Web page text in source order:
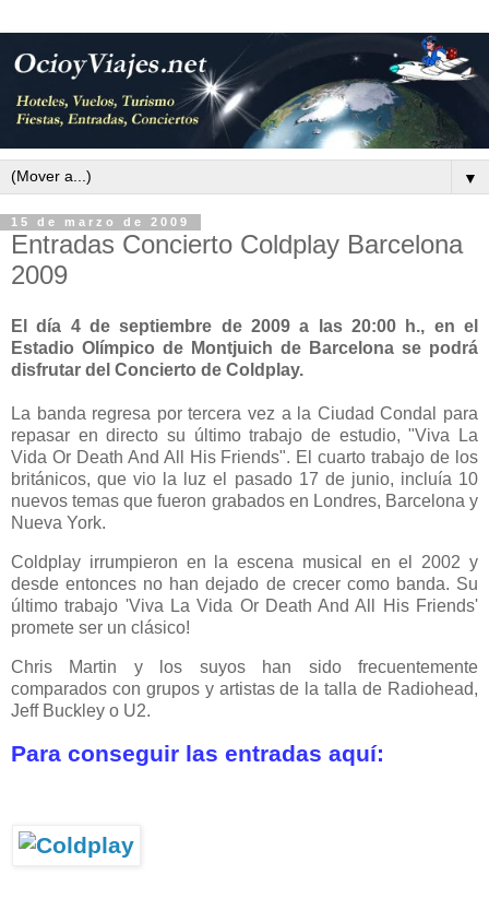
▼
15 de marzo de 2009
Entradas Concierto Coldplay Barcelona
2009
El día 4 de septiembre de 2009 a las 20:00 h., en el
Estadio Olímpico de Montjuich de Barcelona se podrá
disfrutar del Concierto de Coldplay.
La banda regresa por tercera vez a la Ciudad Condal para
repasar en directo su último trabajo de estudio, "Viva La
Vida Or Death And All His Friends". El cuarto trabajo de los
británicos, que vio la luz el pasado 17 de junio, incluía 10
nuevos temas que fueron grabados en Londres, Barcelona y
Nueva York.
Coldplay irrumpieron en la escena musical en el 2002 y
desde entonces no han dejado de crecer como banda. Su
último trabajo 'Viva La Vida Or Death And All His Friends'
promete ser un clásico!
Chris Martin y los suyos han sido frecuentemente
comparados con grupos y artistas de la talla de Radiohead,
Jeff Buckley o U2.
Para conseguir las entradas aquí: